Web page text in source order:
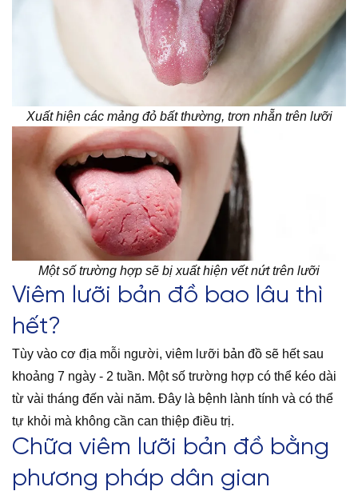
Xuất hiện các mảng đỏ bất thường, trơn nhẵn trên lưỡi
Một số trường hợp sẽ bị xuất hiện vết nứt trên lưỡi
Viêm lưỡi bản đồ bao lâu thì
hết?
Tùy vào cơ địa mỗi người, viêm lưỡi bản đồ sẽ hết sau
khoảng 7 ngày - 2 tuần. Một số trường hợp có thể kéo dài
từ vài tháng đến vài năm. Đây là bệnh lành tính và có thể
tự khỏi mà không cần can thiệp điều trị.
Chữa viêm lưỡi bản đồ bằng
phương pháp dân gian